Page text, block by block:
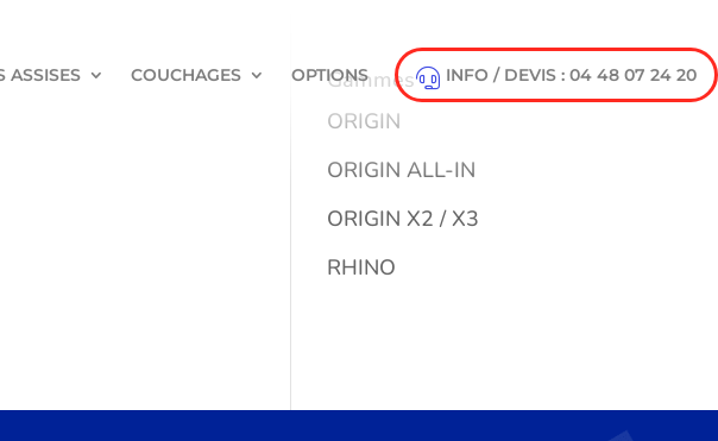
ASSISES COUCHAGES OPTIONS INFO / DEVIS : 04 48 07 24 20
Gammes
ORIGIN
ORIGIN ALL-IN
ORIGIN X2 / X3
RHINO